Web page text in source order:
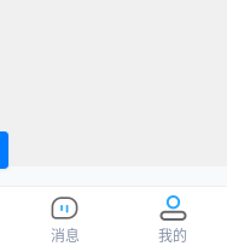
消息 我的
Processed: , SQL: